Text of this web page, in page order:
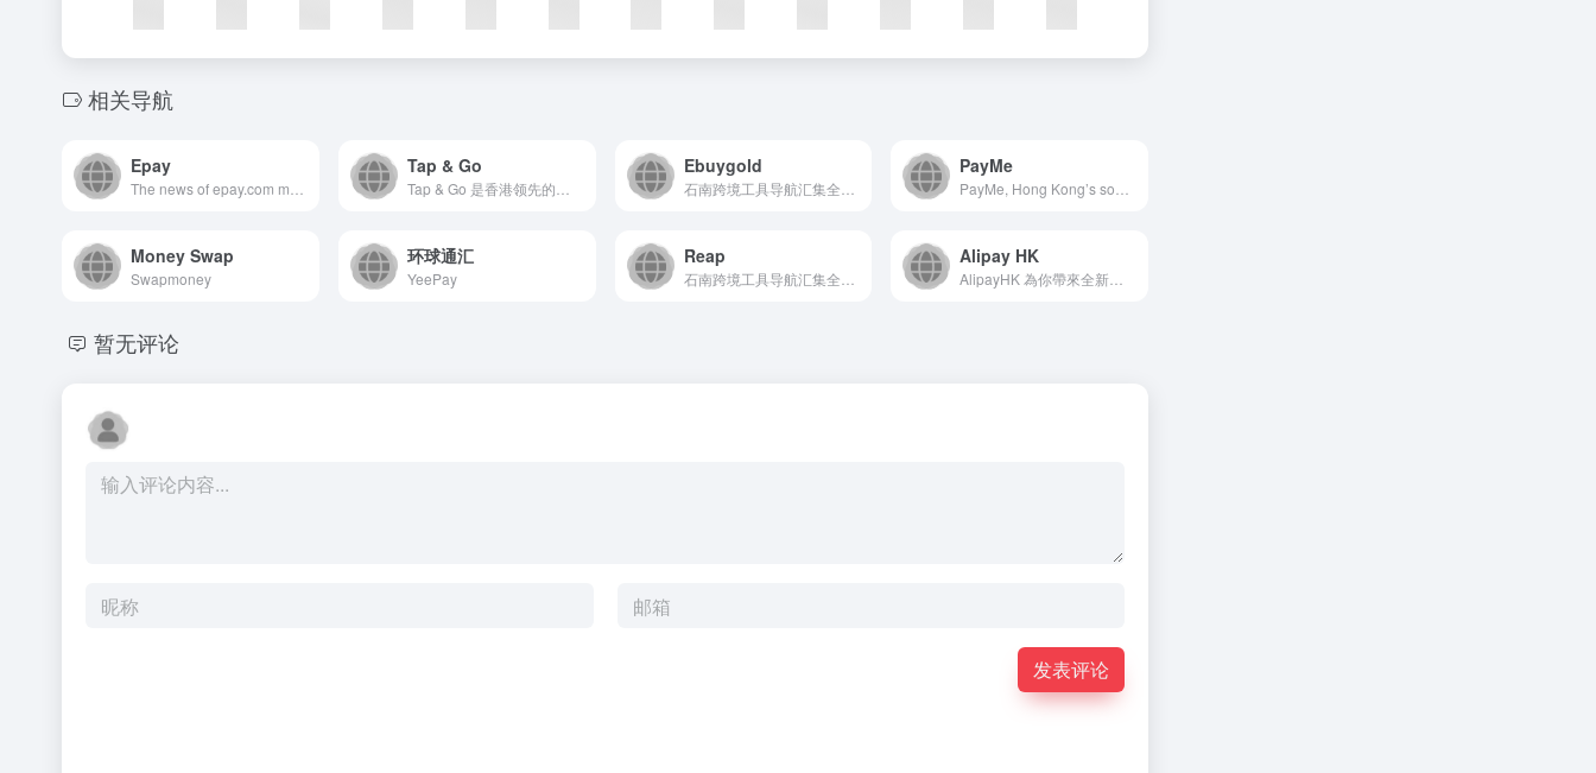
相关导航
Epay Tap & Go Ebuygold PayMe
Money Swap
Swapmoney
环球通汇
YeePay
Reap Alipay HK
暂无评论
发表评论